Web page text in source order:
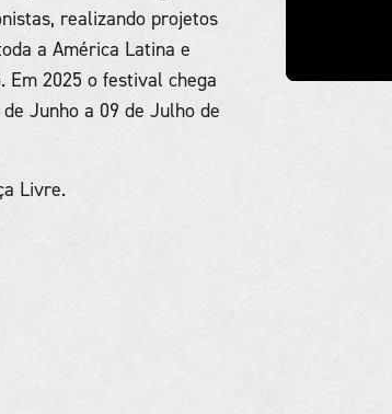
realizando projetos
a América Latina e
Em 2025 o festival chega
Junho a 09 de Julho de
Livre.